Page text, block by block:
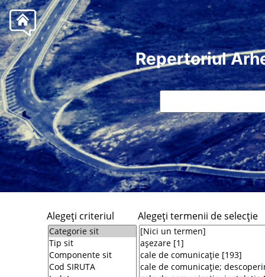
Repertoriul
Alegeţi criteriul Alegeţi termenii de selecţie